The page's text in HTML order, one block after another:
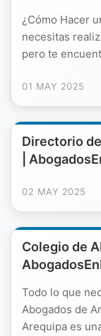
¿Cómo Hacer
necesitas
pero te
01 MAY 2025
Directorio
|
02 MAY 2025
Colegio de
Todo lo que
Abogados de
Arequipa es